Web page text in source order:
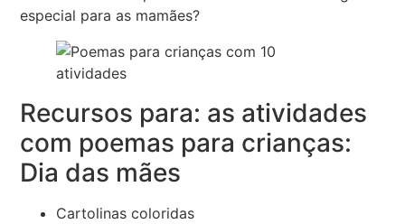
especial para as mamães?
Recursos para: as atividades
com poemas para crianças:
Dia das mães
Cartolinas coloridas